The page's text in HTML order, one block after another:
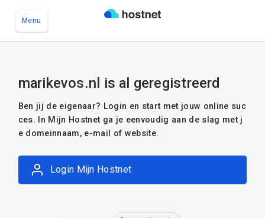
Menu
marikevos.nl is al geregistreerd
Ben jij de eigenaar? Login en start met jouw online suc
ces. In Mijn Hostnet ga je eenvoudig aan de slag met j
e domeinnaam, e-mail of website.
Login Mijn Hostnet